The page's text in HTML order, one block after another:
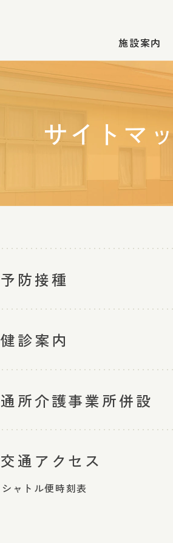
施設案内
施設案内
院長あいさつ
電子的診療情報連携体
サイトマ
予防接種
健診案内
通所介護事業所併設
交通アクセス
シャトル便時刻表